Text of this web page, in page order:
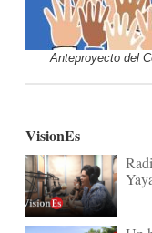
Anteproyecto del
VisionEs